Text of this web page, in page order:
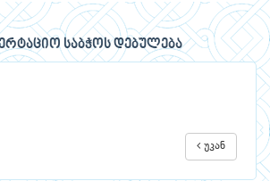
საბჭოს დებულება
უკან